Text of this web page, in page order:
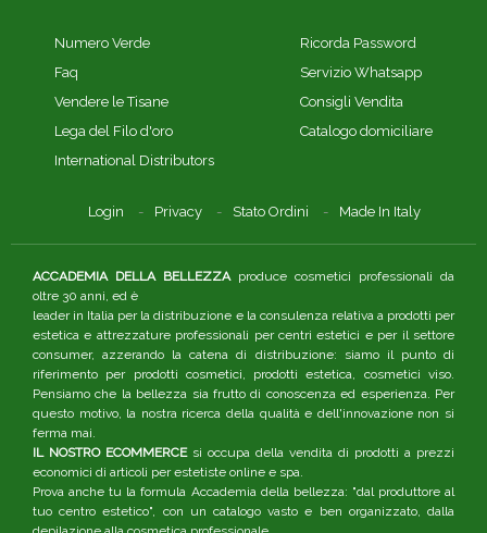
Numero Verde
Faq
Vendere le Tisane
Lega del Filo d'oro
International Distributors
Ricorda Password
Servizio Whatsapp
Consigli Vendita
Catalogo domiciliare
Login Privacy Stato Ordini Made In Italy
ACCADEMIA DELLA BELLEZZAproduce cosmetici professionali da
oltre 30 anni, ed è
leader in Italia per la distribuzione e la consulenza relativa a prodotti per
estetica e attrezzature professionali per centri estetici e per il settore
consumer, azzerando la catena di distribuzione: siamo il punto di
riferimento per prodotti cosmetici, prodotti estetica, cosmetici viso.
Pensiamo che la bellezza sia frutto di conoscenza ed esperienza. Per
questo motivo, la nostra ricerca della qualità e dell'innovazione non si
ferma mai.
IL NOSTRO ECOMMERCEsi occupa della vendita di prodotti a prezzi
economici di articoli per estetiste online e spa.
Prova anche tu la formula Accademia della bellezza: "dal produttore al
tuo centro estetico", con un catalogo vasto e ben organizzato, dalla